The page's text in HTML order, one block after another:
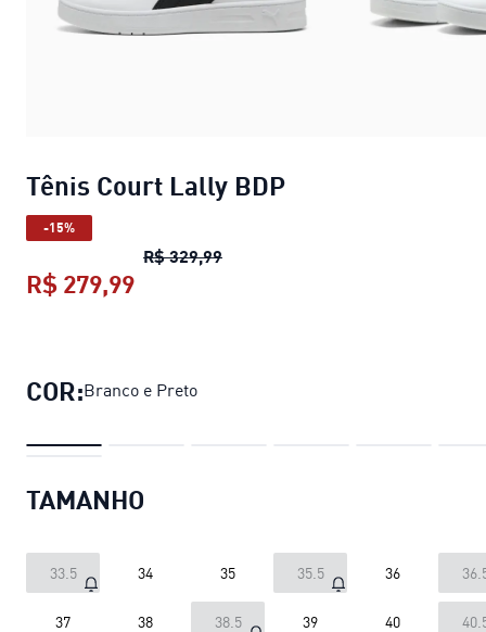
Tênis Court Lally BDP
-15%
R$ 329,99Tênis Court Lally BDP
R$ 279,99
COR:Branco e Preto
TAMANHO
33.5 34 35 35.5 36
37 38 38.5 39 40